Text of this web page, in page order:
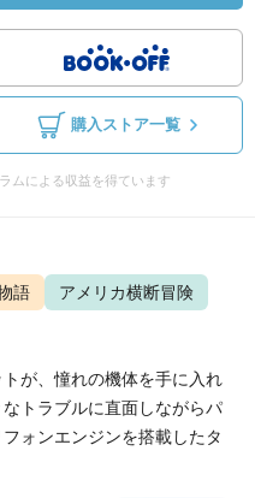
購入ストア一覧
ムによる収益を得ています
語
アメリカ横断冒険
が、憧れの機体を手に入れ
トラブルに直面しながらパ
ォンエンジンを搭載したタ